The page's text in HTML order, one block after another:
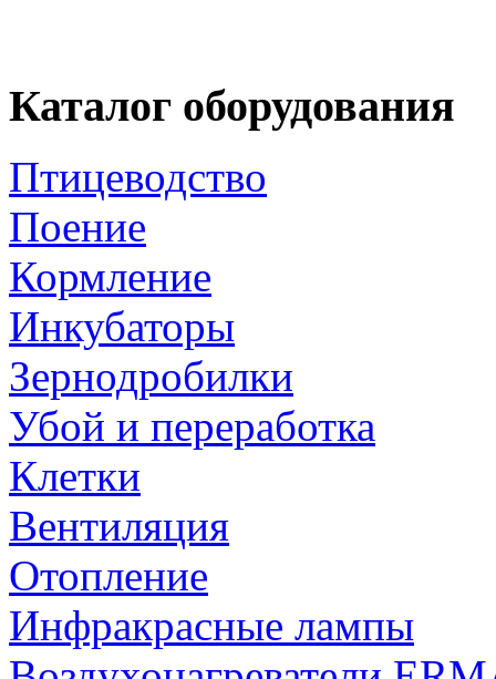
Каталог оборудования
Птицеводство
Поение
Кормление
Инкубаторы
Зернодробилки
Убой и переработка
Клетки
Вентиляция
Отопление
Инфракрасные лампы